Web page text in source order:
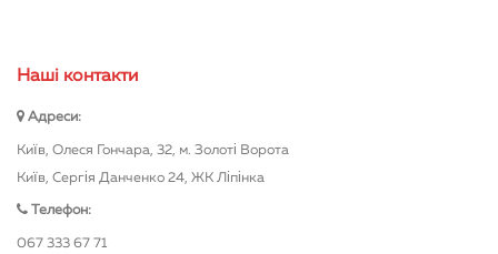
Нашi контакти
Адреси:
Київ, Олеся Гончара, 32, м. Золоті Ворота
Київ, Сергія Данченко 24, ЖК Ліпінка
Телефон:
067 333 67 71